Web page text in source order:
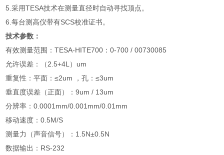
5.采用TESA技术在测量直径时自动寻找顶点。
6.每台测高仪带有SCS校准证书。
技术参数：
有效测量范围：TESA-HITE700：0-700 / 00730085
允许误差：（2.5+4L）um
重复性：平面：≤2um ，孔：≤3um
垂直度误差（正面）：9um / 13um
分辨率：0.0001mm/0.001mm/0.01mm
移动速度：0.5M/S
测量力（声音信号）：1.5N±0.5N
数据输出：RS-232